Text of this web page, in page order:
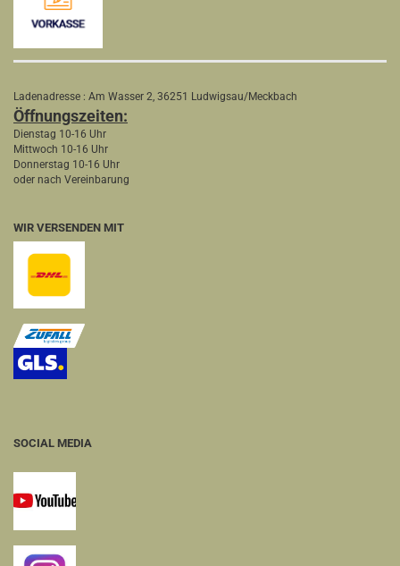
Ladenadresse : Am Wasser 2, 36251 Ludwigsau/Meckbach
Öffnungszeiten:
Dienstag 10-16 Uhr
Mittwoch 10-16 Uhr
Donnerstag 10-16 Uhr
oder nach Vereinbarung
WIR VERSENDEN MIT
SOCIAL MEDIA